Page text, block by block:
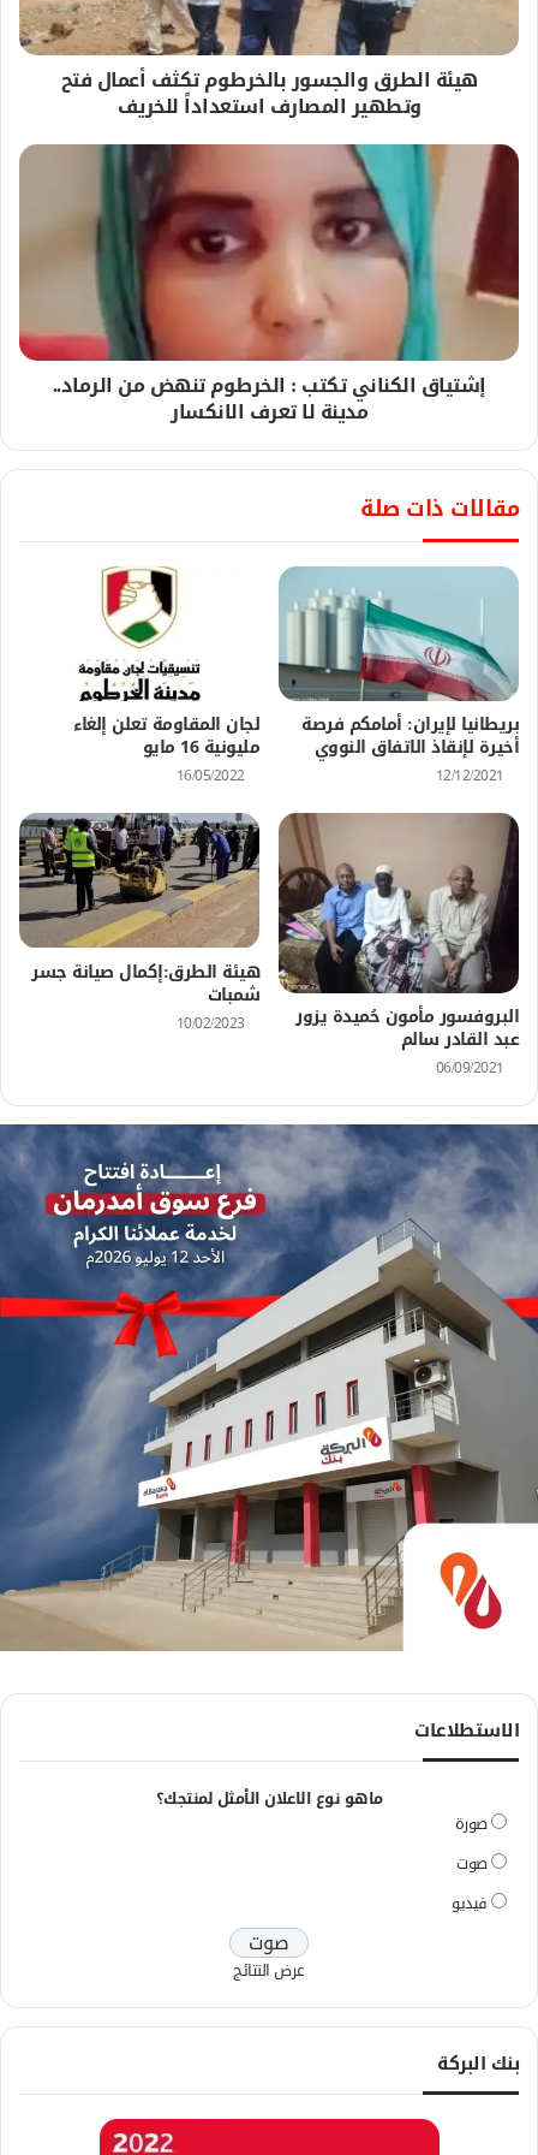
هيئة الطرق والجسور بالخرطوم تكثف أعمال فتح
وتطهير المصارف استعداداً للخريف
إشتياق الكناني تكتب : الخرطوم تنهض من الرماد..
مدينة لا تعرف الانكسار
مقالات ذات صلة
بريطانيا لإيران: أمامكم فرصة
أخيرة لإنقاذ الاتفاق النووي
12/12/2021
لجان المقاومة تعلن إلغاء
مليونية 16 مايو
16/05/2022
البروفسور مأمون حُميدة يزور
عبد القادر سالم
06/09/2021
هيئة الطرق:إكمال صيانة جسر
شمبات
10/02/2023
الاستطلاعات
ماهو نوع الاعلان الأمثل لمنتجك؟
صورة
صوت
فيديو
عرض النتائج
بنك البركة